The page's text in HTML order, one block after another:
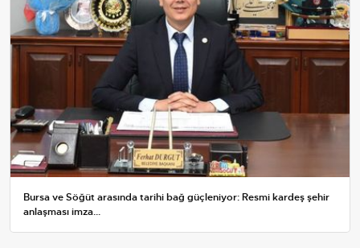
Bursa ve Söğüt arasında tarihi bağ güçleniyor: Resmi kardeş şehir
anlaşması imza...